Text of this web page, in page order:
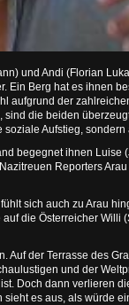
und Andi (Florian
Ein Berg hat es ihnen
aufgrund der
die beiden
Aufstieg,
begegnet ihnen Luise
Reporters
sich auch zu Arau
die Österreicher Willi
Auf der Terrasse des
und der
Doch dann verlieren
es aus, als würde